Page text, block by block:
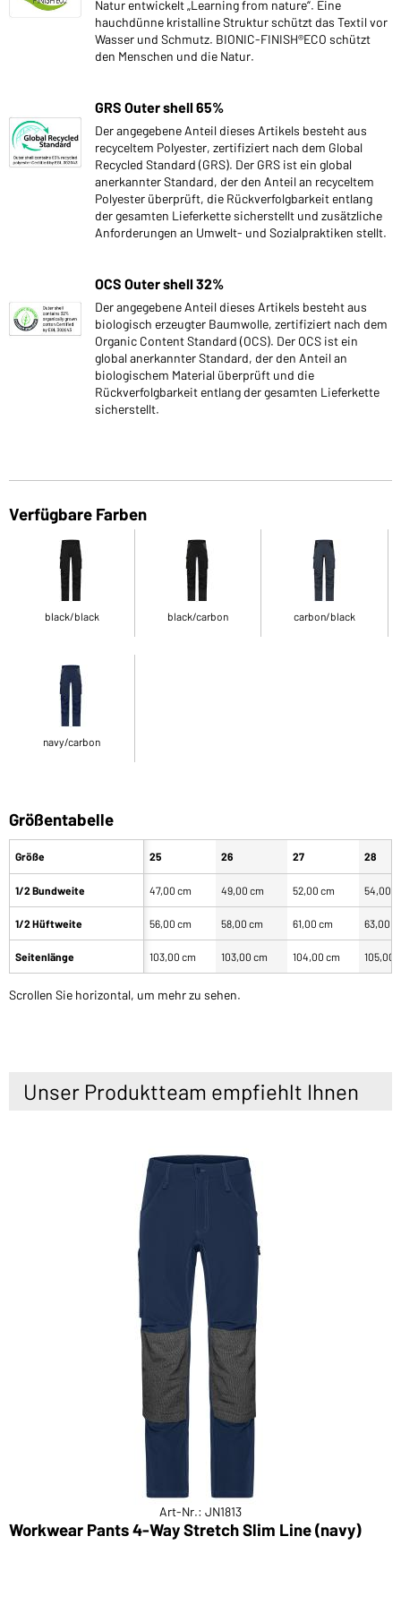
Natur entwickelt „Learning from nature“. Eine
hauchdünne kristalline Struktur schützt das Textil vor
Wasser und Schmutz. BIONIC-FINISH®ECO schützt
den Menschen und die Natur.
GRS Outer shell 65%
Der angegebene Anteil dieses Artikels besteht aus
recyceltem Polyester, zertifiziert nach dem Global
Recycled Standard (GRS). Der GRS ist ein global
anerkannter Standard, der den Anteil an recyceltem
Polyester überprüft, die Rückverfolgbarkeit entlang
der gesamten Lieferkette sicherstellt und zusätzliche
Anforderungen an Umwelt- und Sozialpraktiken stellt.
OCS Outer shell 32%
Der angegebene Anteil dieses Artikels besteht aus
biologisch erzeugter Baumwolle, zertifiziert nach dem
Organic Content Standard (OCS). Der OCS ist ein
global anerkannter Standard, der den Anteil an
biologischem Material überprüft und die
Rückverfolgbarkeit entlang der gesamten Lieferkette
sicherstellt.
Verfügbare Farben
black/black black/carbon carbon/black
navy/carbon
Größentabelle
Größe
1/2 Bundweite
1/2 Hüftweite
Seitenlänge
25 26 27 28
47,00 cm 49,00 cm 52,00 cm 54,00
56,00 cm 58,00 cm 61,00 cm 63,00
103,00 cm 103,00 cm 104,00 cm 105,00
Scrollen Sie horizontal, um mehr zu sehen.
Unser Produktteam empfiehlt Ihnen
Art-Nr.: JN1813
Workwear Pants 4-Way Stretch Slim Line (navy)